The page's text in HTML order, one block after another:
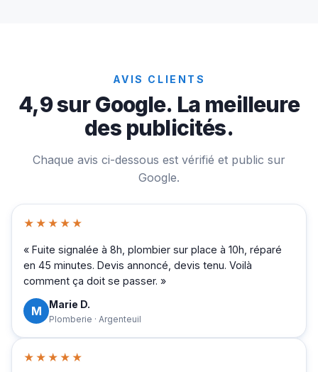
AVIS CLIENTS
4,9 sur Google. La meilleure
des publicités.
Chaque avis ci-dessous est vérifié et public sur
Google.
★★★★★
« Fuite signalée à 8h, plombier sur place à 10h, réparé
en 45 minutes. Devis annoncé, devis tenu. Voilà
comment ça doit se passer. »
M Marie D.
Plomberie · Argenteuil
★★★★★